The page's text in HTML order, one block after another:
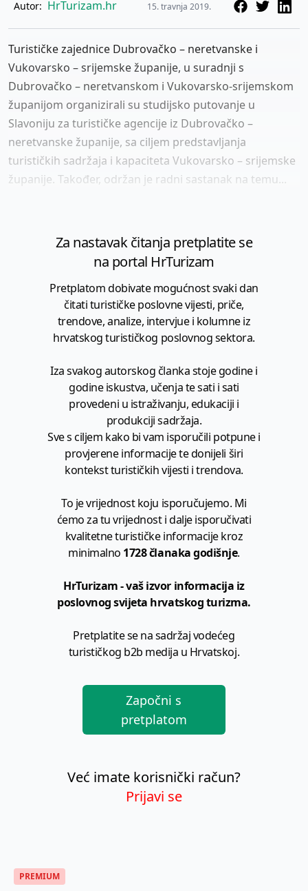
Autor: HrTurizam.hr 15. travnja 2019.
Turističke zajednice Dubrovačko – neretvanske i
Vukovarsko – srijemske županije, u suradnji s
Dubrovačko – neretvanskom i Vukovarsko-srijemskom
županijom organizirali su studijsko putovanje u
Slavoniju za turističke agencije iz Dubrovačko –
neretvanske županije, sa ciljem predstavljanja
turističkih sadržaja i kapaciteta Vukovarsko – srijemske
županije. Također, održan je radni sastanak na temu...
Za nastavak čitanja pretplatite se
na portal HrTurizam
Pretplatom dobivate mogućnost svaki dan
čitati turističke poslovne vijesti, priče,
trendove, analize, intervjue i kolumne iz
hrvatskog turističkog poslovnog sektora.
Iza svakog autorskog članka stoje godine i
godine iskustva, učenja te sati i sati
provedeni u istraživanju, edukaciji i
produkciji sadržaja.
Sve s ciljem kako bi vam isporučili potpune i
provjerene informacije te donijeli širi
kontekst turističkih vijesti i trendova.
To je vrijednost koju isporučujemo. Mi
ćemo za tu vrijednost i dalje isporučivati
kvalitetne turističke informacije kroz
minimalno 1728 članaka godišnje.
HrTurizam - vaš izvor informacija iz
poslovnog svijeta hrvatskog turizma.
Pretplatite se na sadržaj vodećeg
turističkog b2b medija u Hrvatskoj.
Započni s
pretplatom
Već imate korisnički račun?
Prijavi se
PREMIUM